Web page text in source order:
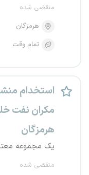
منقضی شده
هرمزگان
تمام وقت
استخدام
مکران نفت
هرمزگان
یک مجموعه
منقضی شده